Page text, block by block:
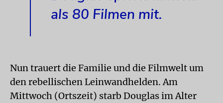
als 80 Filmen mit.
Nun trauert die Familie und die Filmwelt um
den rebellischen Leinwandhelden. Am
Mittwoch (Ortszeit) starb Douglas im Alter